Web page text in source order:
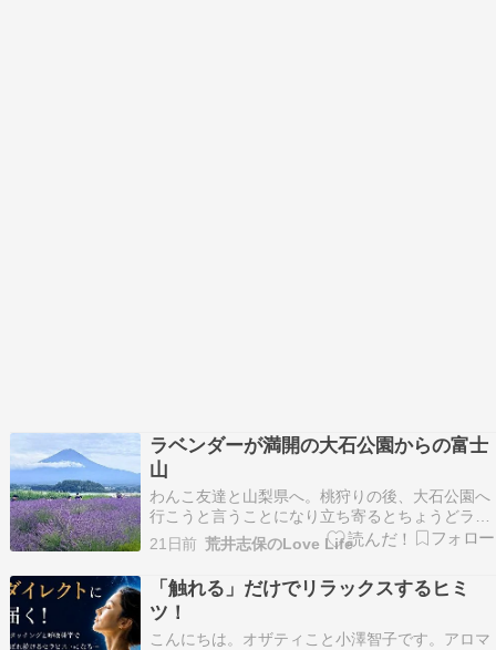
ラベンダーが満開の大石公園からの富士
山
わんこ友達と山梨県へ。桃狩りの後、大石公園へ
行こうと言うことになり立ち寄るとちょうどラベ
ンダーが満開でした。以前、ここのラベンダーと
富士山の画像を見ていたのでまさか、その景色に
自分が巡り会えるとは。たくさんの観光客の方で
賑わっていましたよ。曇りで、気温は25℃程度、
湿度は高かっ…
21日前 荒井志保のLove Life
「触れる」だけでリラックスするヒミ
ツ！
こんにちは。オザティこと小澤智子です。アロマ